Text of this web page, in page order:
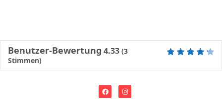
Benutzer-Bewertung 4.33 (3
Stimmen)